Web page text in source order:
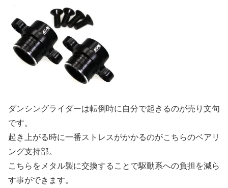
ダンシングライダーは転倒時に自分で起きるのが売り文句
です。
起き上がる時に一番ストレスがかかるのがこちらのベアリ
ング支持部。
こちらをメタル製に交換することで駆動系への負担を減ら
す事ができます。